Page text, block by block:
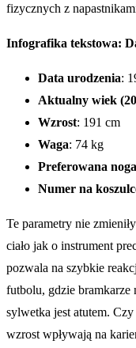
fizycznych z
Infografika tekstowa:
Data urodzenia:
Aktualny wiek
Wzrost: 191 cm
Waga: 74 kg
Preferowana noga
Numer na
Te parametry nie
ciało jak o instrument
pozwala na szybkie
futbolu, gdzie bramkarze
sylwetka jest atutem.
wzrost wpływają na